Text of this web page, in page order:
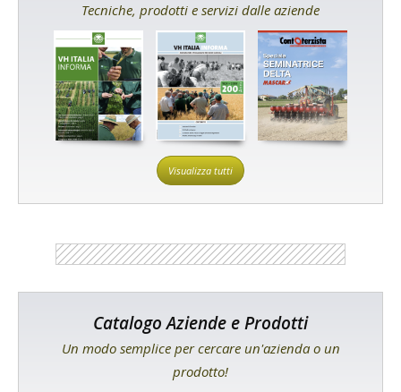
Tecniche, prodotti e servizi dalle aziende
Visualizza tutti
Catalogo Aziende e Prodotti
Un modo semplice per cercare un'azienda o un
prodotto!